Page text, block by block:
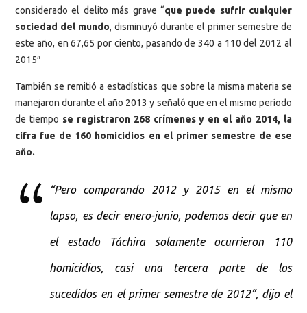
considerado el delito más grave “que puede sufrir cualquier
sociedad del mundo, disminuyó durante el primer semestre de
este año, en 67,65 por ciento, pasando de 340 a 110 del 2012 al
2015″
También se remitió a estadísticas que sobre la misma materia se
manejaron durante el año 2013 y señaló que en el mismo período
de tiempo se registraron 268 crímenes y en el año 2014, la
cifra fue de 160 homicidios en el primer semestre de ese
año.
“Pero comparando 2012 y 2015 en el mismo
lapso, es decir enero-junio, podemos decir que en
el estado Táchira solamente ocurrieron 110
homicidios, casi una tercera parte de los
sucedidos en el primer semestre de 2012”, dijo el